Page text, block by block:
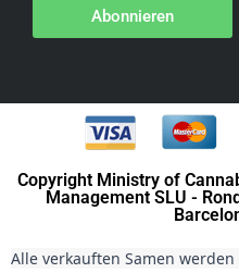
Abonnieren
Copyright Ministry of
Management SLU -
Alle verkauften Samen